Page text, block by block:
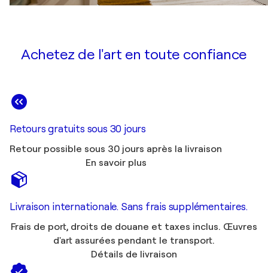
Achetez de l'art en toute confiance
Retours gratuits sous 30 jours
Retour possible sous 30 jours après la livraison
En savoir plus
Livraison internationale. Sans frais supplémentaires.
Frais de port, droits de douane et taxes inclus. Œuvres
d'art assurées pendant le transport.
Détails de livraison